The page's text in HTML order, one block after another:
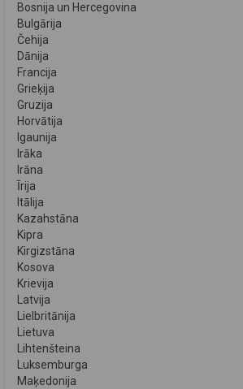
Bosnija un Hercegovina
Bulgārija
Čehija
Dānija
Francija
Grieķija
Gruzija
Horvātija
Igaunija
Irāka
Irāna
Īrija
Itālija
Kazahstāna
Kipra
Kirgizstāna
Kosova
Krievija
Latvija
Lielbritānija
Lietuva
Lihtenšteina
Luksemburga
Maķedonija